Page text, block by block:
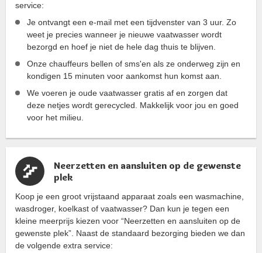
service:
Je ontvangt een e-mail met een tijdvenster van 3 uur. Zo
weet je precies wanneer je nieuwe vaatwasser wordt
bezorgd en hoef je niet de hele dag thuis te blijven.
Onze chauffeurs bellen of sms'en als ze onderweg zijn en
kondigen 15 minuten voor aankomst hun komst aan.
We voeren je oude vaatwasser gratis af en zorgen dat
deze netjes wordt gerecycled. Makkelijk voor jou en goed
voor het milieu.
Neerzetten en aansluiten op de gewenste
plek
Koop je een groot vrijstaand apparaat zoals een wasmachine,
wasdroger, koelkast of vaatwasser? Dan kun je tegen een
kleine meerprijs kiezen voor “Neerzetten en aansluiten op de
gewenste plek”. Naast de standaard bezorging bieden we dan
de volgende extra service: